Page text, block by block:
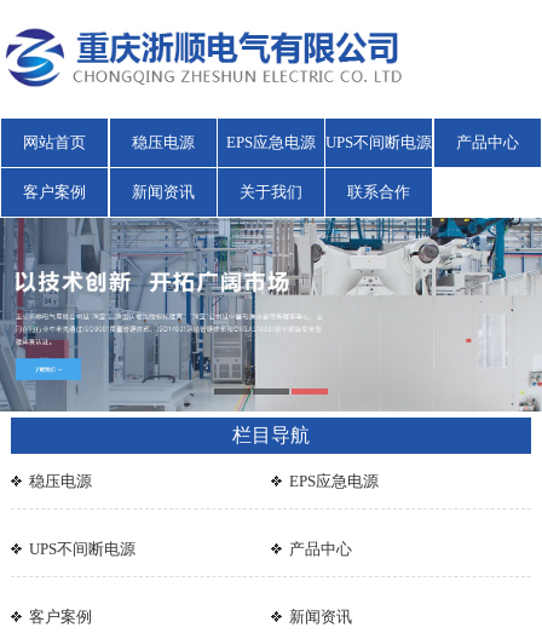
网站首页 稳压电源 EPS应急电源 UPS不间断电源 产品中心
客户案例 新闻资讯 关于我们 联系合作
栏目导航
稳压电源 EPS应急电源
UPS不间断电源 产品中心
客户案例 新闻资讯